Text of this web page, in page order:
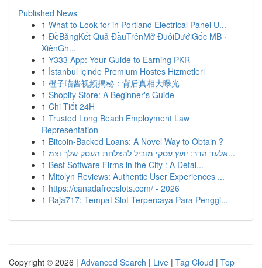
Published News
1 What to Look for in Portland Electrical Panel U...
1 ĐềBảngKết Quả ĐầuTrênMở ĐuôiDướiGốc MB ·
XiênGh...
1 Y333 App: Your Guide to Earning PKR
1 İstanbul içinde Premium Hostes Hizmetleri
1 橙子喵酱视频揭秘：背后真相大曝光
1 Shopify Store: A Beginner's Guide
1 Chi Tiết 24H
1 Trusted Long Beach Employment Law
Representation
1 Bitcoin-Backed Loans: A Novel Way to Obtain ?
1
אלעד הדר: יועץ עסקי מוביל להצלחת העסק שלך וצמ...
1 Best Software Firms in the City : A Detai...
1 Mitolyn Reviews: Authentic User Experiences ...
1 https://canadafreeslots.com/ - 2026
1 Raja717: Tempat Slot Terpercaya Para Penggi...
Copyright © 2026 | Advanced Search | Live | Tag Cloud | Top